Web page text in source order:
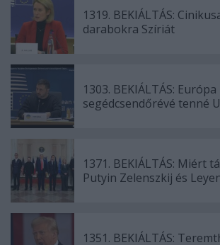
1319. BEKIÁLTÁS:
darabokra Szíriát
1303. BEKIÁLTÁS: Európa
segédcsendőrévé tenné
1371. BEKIÁLTÁS: Miért
Putyin Zelenszkij és
1351. BEKIÁLTÁS: